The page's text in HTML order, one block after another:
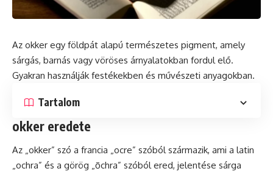
Az okker egy földpát alapú természetes pigment, amely
sárgás, barnás vagy vöröses árnyalatokban fordul elő.
Gyakran használják festékekben és művészeti anyagokban.
Tartalom
okker eredete
Az „okker” szó a francia „ocre” szóból származik, ami a latin
„ochra” és a görög „ōchra” szóból ered, jelentése sárga